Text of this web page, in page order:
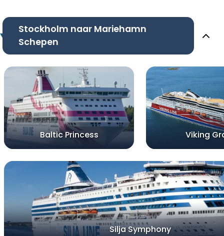
Stockholm naar Mariehamn
Schepen
Baltic Princess Viking
Silja Symphony